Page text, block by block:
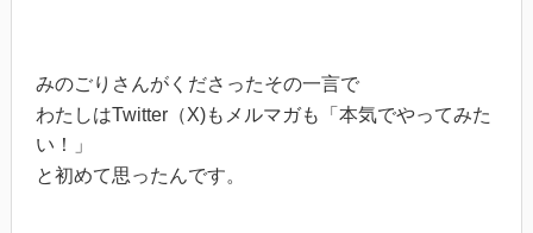
みのごりさんがくださったその一言で
わたしはTwitter（X)もメルマガも「本気でやってみた
い！」
と初めて思ったんです。